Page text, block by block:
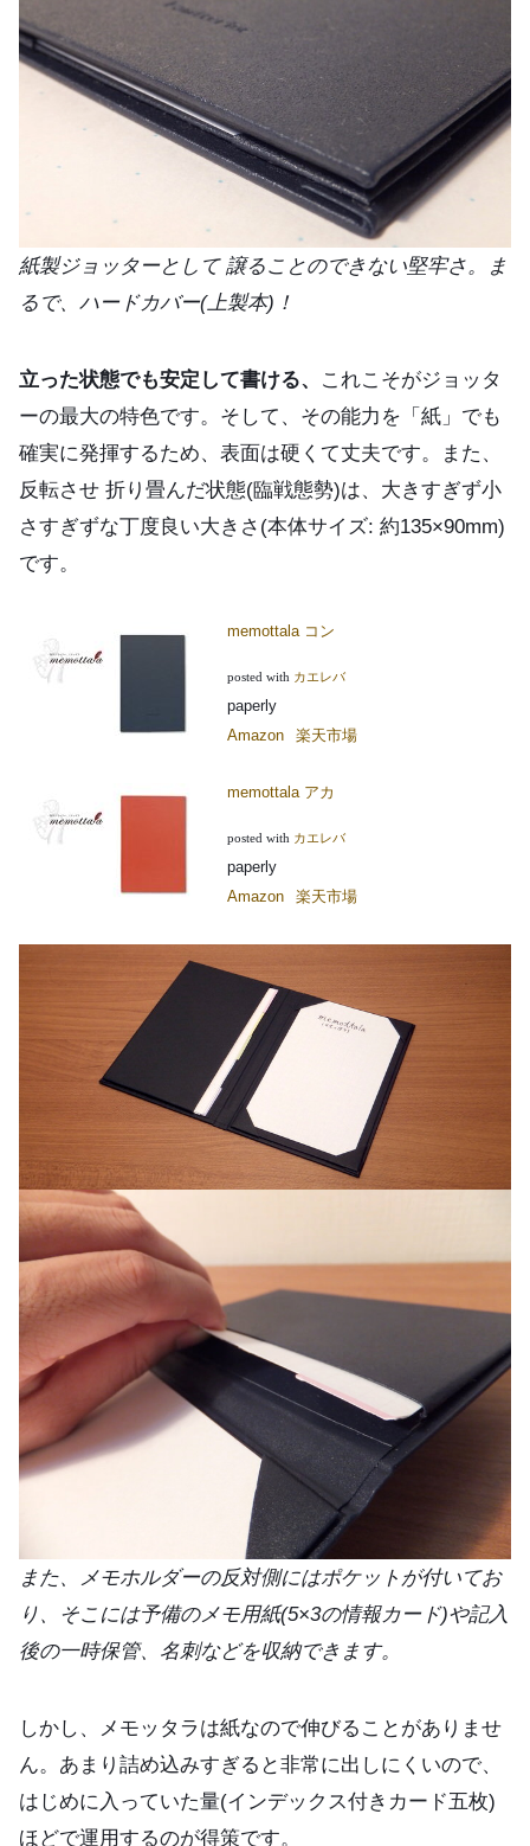
紙製ジョッターとして 譲ることのできない堅牢さ。ま
るで、ハードカバー(上製本)！
立った状態でも安定して書ける、
これこそがジョッタ
ーの最大の特色です。そして、その能力を「紙」でも
確実に発揮するため、表面は硬くて丈夫です。また、
反転させ 折り畳んだ状態(臨戦態勢)は、大きすぎず小
さすぎずな丁度良い大きさ(本体サイズ: 約135×90mm)
です。
memottala コン
posted with カエレバ
paperly
Amazon
楽天市場
memottala アカ
posted with カエレバ
paperly
Amazon
楽天市場
また、メモホルダーの反対側にはポケットが付いてお
り、そこには予備のメモ用紙(5×3の情報カード)や記入
後の一時保管、名刺などを収納できます。
しかし、メモッタラは紙なので伸びることがありませ
ん。あまり詰め込みすぎると非常に出しにくいので、
はじめに入っていた量(インデックス付きカード五枚)
ほどで運用するのが得策です。